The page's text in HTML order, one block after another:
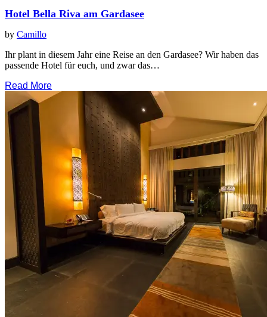
Hotel Bella Riva am Gardasee
by Camillo
Ihr plant in diesem Jahr eine Reise an den Gardasee? Wir haben das
passende Hotel für euch, und zwar das…
Read More